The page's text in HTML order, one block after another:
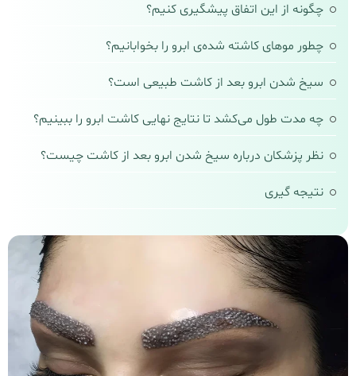
چگونه از این اتفاق پیشگیری کنیم؟
چطور موهای کاشته‌ شده‌ی ابرو را بخوابانیم؟
سیخ شدن ابرو بعد از کاشت طبیعی‌ است؟
چه مدت طول می‌کشد تا نتایج نهایی کاشت ابرو را ببینیم؟
نظر پزشکان درباره سیخ شدن ابرو بعد از کاشت چیست؟
نتیجه‌ گیری